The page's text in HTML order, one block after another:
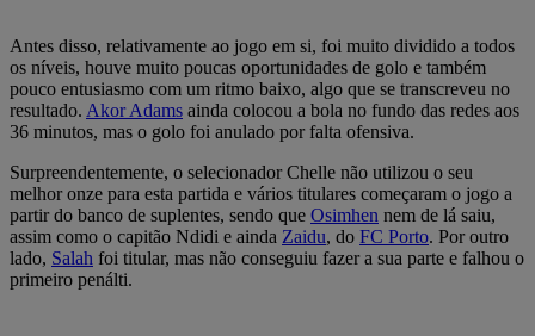
Antes disso, relativamente ao jogo em si, foi muito dividido a todos
os níveis, houve muito poucas oportunidades de golo e também
pouco entusiasmo com um ritmo baixo, algo que se transcreveu no
resultado. Akor Adams ainda colocou a bola no fundo das redes aos
36 minutos, mas o golo foi anulado por falta ofensiva.
Surpreendentemente, o selecionador Chelle não utilizou o seu
melhor onze para esta partida e vários titulares começaram o jogo a
partir do banco de suplentes, sendo que Osimhen nem de lá saiu,
assim como o capitão Ndidi e ainda Zaidu, do FC Porto. Por outro
lado, Salah foi titular, mas não conseguiu fazer a sua parte e falhou o
primeiro penálti.